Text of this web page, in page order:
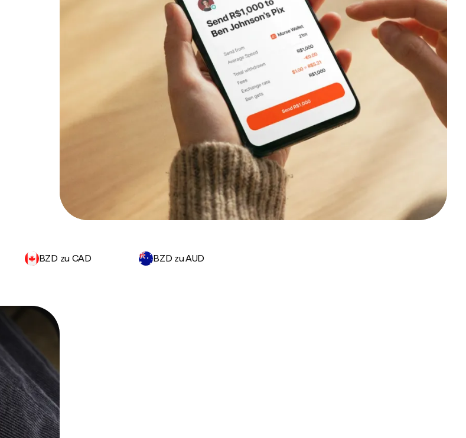
BZD zu CAD BZD zu AUD